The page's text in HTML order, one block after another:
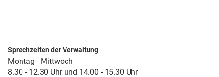
Sprechzeiten der Verwaltung
Montag - Mittwoch
8.30 - 12.30 Uhr und 14.00 - 15.30 Uhr